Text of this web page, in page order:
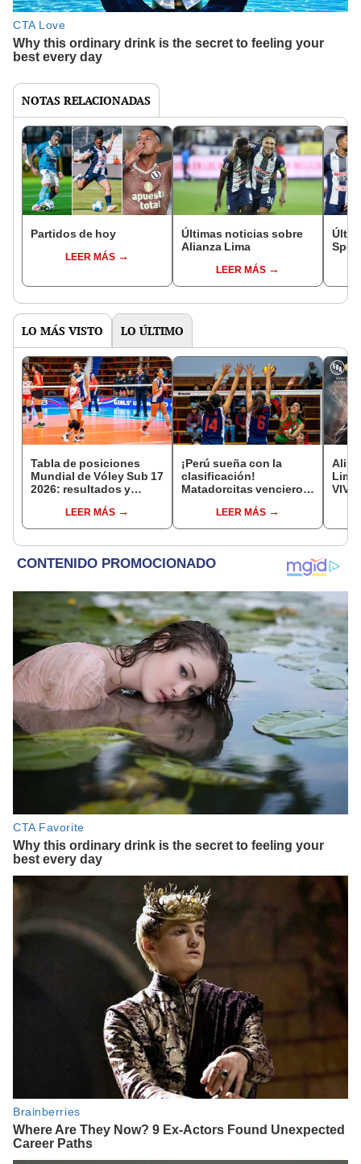
NOTAS RELACIONADAS
Partidos de hoy
LEER MÁS
Últimas noticias sobre
Alianza Lima
LEER MÁS
LO MÁS VISTO LO ÚLTIMO
Tabla de posiciones
Mundial de Vóley Sub 17
2026: resultados y
de gruposLEER MÁS
¡Perú sueña con la
clasificación!
Matadorcitas vencieron
Mundial de Vóley Sub 17
LEER MÁS
Lima
2026